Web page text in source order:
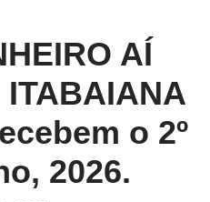
AÍ
o 2º
2026.